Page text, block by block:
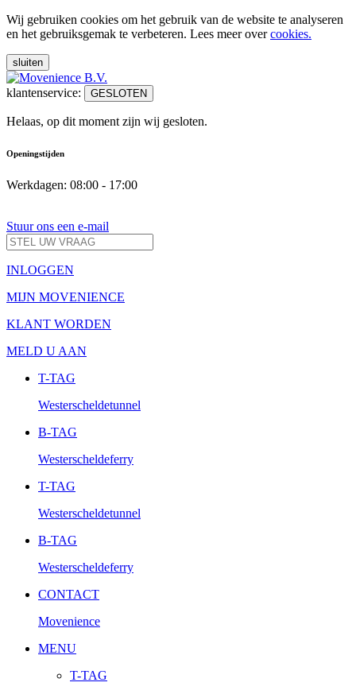
Wij gebruiken cookies om het gebruik van de website te analyseren
en het gebruiksgemak te verbeteren. Lees meer overcookies.
sluiten
klantenservice: GESLOTEN
Helaas, op dit moment zijn wij gesloten.
Openingstijden
Werkdagen: 08:00 - 17:00
Stuur ons een e-mail
INLOGGEN
MIJN MOVENIENCE
KLANT WORDEN
MELD U AAN
T-TAG
Westerscheldetunnel
B-TAG
Westerscheldeferry
T-TAG
Westerscheldetunnel
B-TAG
Westerscheldeferry
CONTACT
Movenience
MENU
T-TAG